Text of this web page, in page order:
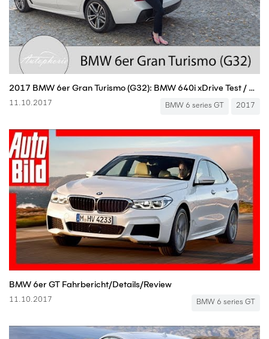
2017 BMW 6er Gran Turismo (G32): BMW 640i xDrive Test / Review (ENGLISH Subtitles) - Autophorie
11.10.2017 BMW 6 series GT 2017
BMW 6er GT Fahrbericht/Details/Review
11.10.2017 BMW 6 series GT